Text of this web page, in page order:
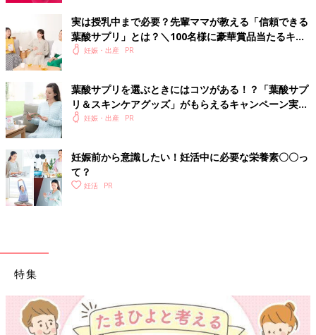
実は授乳中まで必要？先輩ママが教える「信頼できる
葉酸サプリ」とは？＼100名様に豪華賞品当たるキャ
ンペーン実施中／
妊娠・出産
葉酸サプリを選ぶときにはコツがある！？「葉酸サプ
リ＆スキンケアグッズ」がもらえるキャンペーン実施
中 妊娠・出産
妊娠前から意識したい！妊活中に必要な栄養素〇〇っ
て？
妊活
特集